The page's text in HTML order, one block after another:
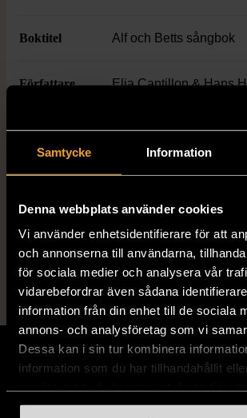
Samtycke Information
Denna webbplats använder cookies
Vi använder enhetsidentifierare för att
och annonserna till användarna,
för sociala medier och analysera vår
vidarebefordrar även sådana
information från din enhet till de sociala
annons- och analysföretag som vi
Dessa kan i sin tur kombinera
information som du har tillhandahållit
Boktitel Alf och Betts sångbok
Författare Elia Cantillon & Hans
Skick Mycket gott skick
Produkten är sparsamt
kvalitet och ska inte ha
Läs mer om hur vi